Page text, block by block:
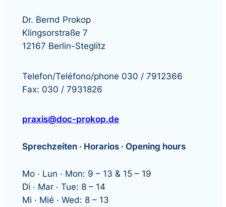
Dr. Bernd Prokop
Klingsorstraße 7
12167 Berlin-Steglitz
Telefon/Teléfono/phone 030 / 7912366
Fax: 030 / 7931826
praxis@doc-prokop.de
Sprechzeiten · Horarios · Opening hours
Mo · Lun · Mon: 9 – 13 & 15 – 19
Di · Mar · Tue: 8 – 14
Mi · Mié · Wed: 8 – 13